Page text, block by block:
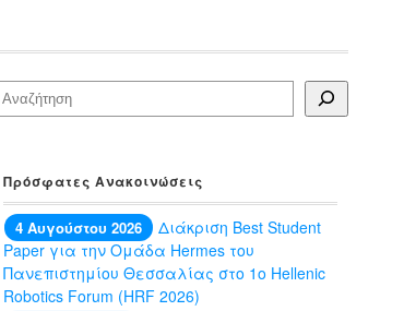
Αναζήτηση
Πρόσφατες Ανακοινώσεις
4 Αυγούστου 2026
Διάκριση Best Student
Paper για την Ομάδα Hermes του
Πανεπιστημίου Θεσσαλίας στο 1ο Hellenic
Robotics Forum (HRF 2026)